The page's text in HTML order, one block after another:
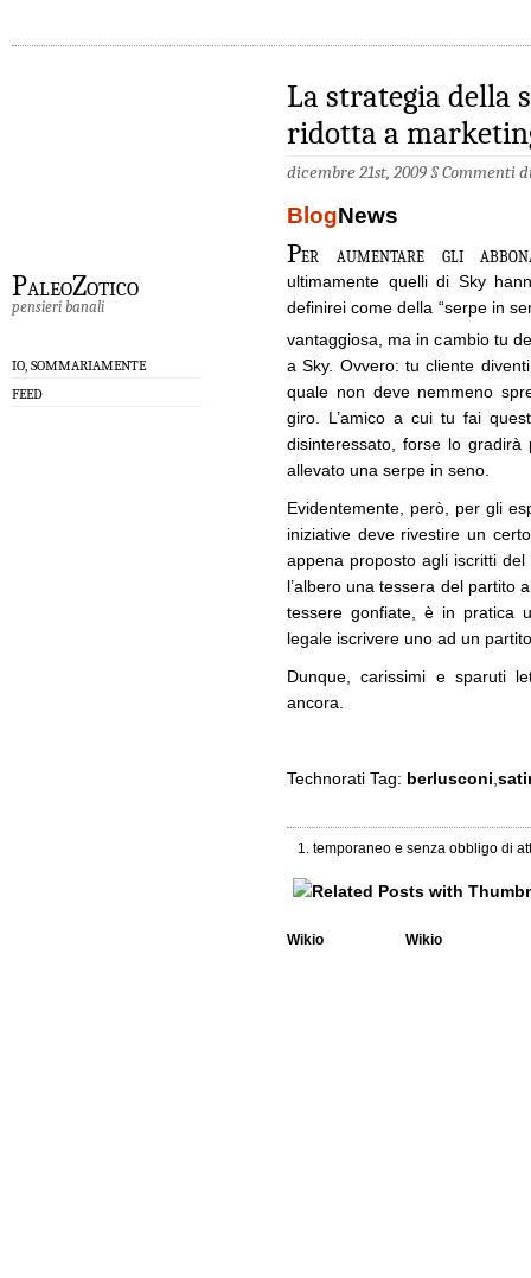
PaleoZotico
pensieri banali
IO, SOMMARIAMENTE
FEED
La strategia della
ridotta a
dicembre 21st, 2009 §Commenti
BlogNews
Per aumentare gli
ultimamente quelli di Sky
definirei come della “serpe in
vantaggiosa, ma in cambio tu
a Sky. Ovvero: tu cliente
quale non deve nemmeno
giro. L’amico a cui tu fai
disinteressato, forse lo
allevato una serpe in seno.
Evidentemente, però, per gli
iniziative deve rivestire un
appena proposto agli iscritti
l’albero una tessera del partito
tessere gonfiate, è in pratica
legale iscrivere uno ad un
Dunque, carissimi e sparuti
ancora.
Technorati Tag: berlusconi
temporaneo e senza obbligo di
Wikio Wikio